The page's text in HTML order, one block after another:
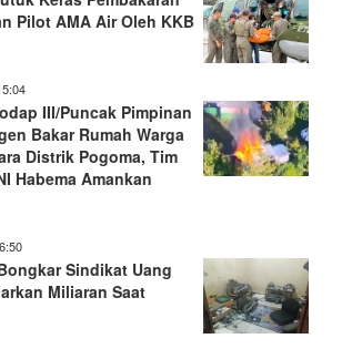
Pilot AMA Air Oleh KKB
III/Puncak Pimpinan
Bakar Rumah Warga
Distrik Pogoma, Tim
Habema Amankan
Sindikat Uang
Miliaran Saat